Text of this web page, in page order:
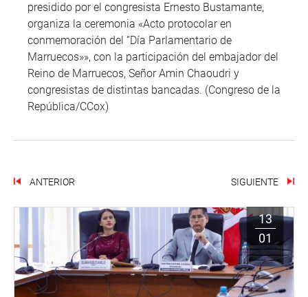
presidido por el congresista Ernesto Bustamante,
organiza la ceremonia «Acto protocolar en
conmemoración del “Día Parlamentario de
Marruecos»», con la participación del embajador del
Reino de Marruecos, Señor Amin Chaoudri y
congresistas de distintas bancadas. (Congreso de la
República/CCox)
ANTERIOR SIGUIENTE
13
01